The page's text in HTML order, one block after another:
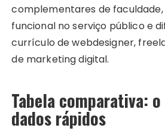
complementares de
funcional no serviço público e
currículo de webdesigner,
de marketing digital.
Tabela comparativa:
dados rápidos